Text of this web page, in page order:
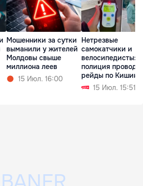
Мошенники за сутки
выманили у жителей
Молдовы свыше
миллиона леев
15 Июл. 16:00
Нетрезвые
самокатчики и
велосипедисты:
полиция
рейды по
Молдове
15 Июл. 15:51